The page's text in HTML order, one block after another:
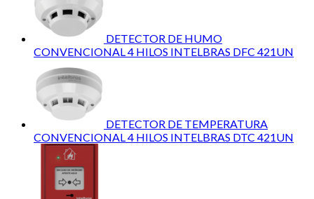
DETECTOR DE HUMO
CONVENCIONAL 4 HILOS INTELBRAS DFC 421UN
DETECTOR DE TEMPERATURA
CONVENCIONAL 4 HILOS INTELBRAS DTC 421UN